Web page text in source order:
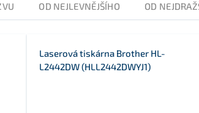
OD NEJLEVNĚJŠÍHO OD
Laserová tiskárna Brother HL-
L2442DW (HLL2442DWYJ1)